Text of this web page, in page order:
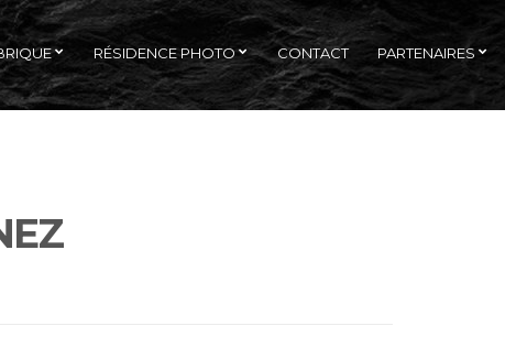
RÉSIDENCE PHOTO CONTACT PARTENAIRES